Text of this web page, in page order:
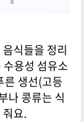
식들을 정리
용성 섬유소
른 생선(고등
나 콩류는 식
요.